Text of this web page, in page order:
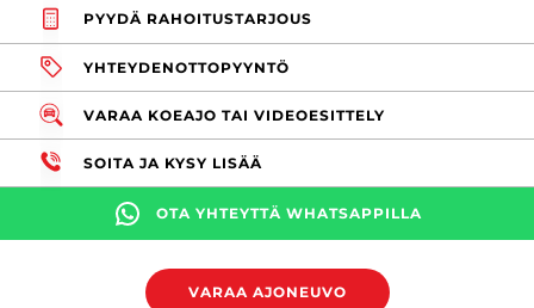
PYYDÄ RAHOITUSTARJOUS
YHTEYDENOTTOPYYNTÖ
VARAA KOEAJO TAI VIDEOESITTELY
SOITA JA KYSY LISÄÄ
OTA YHTEYTTÄ WHATSAPPILLA
VARAA AJONEUVO